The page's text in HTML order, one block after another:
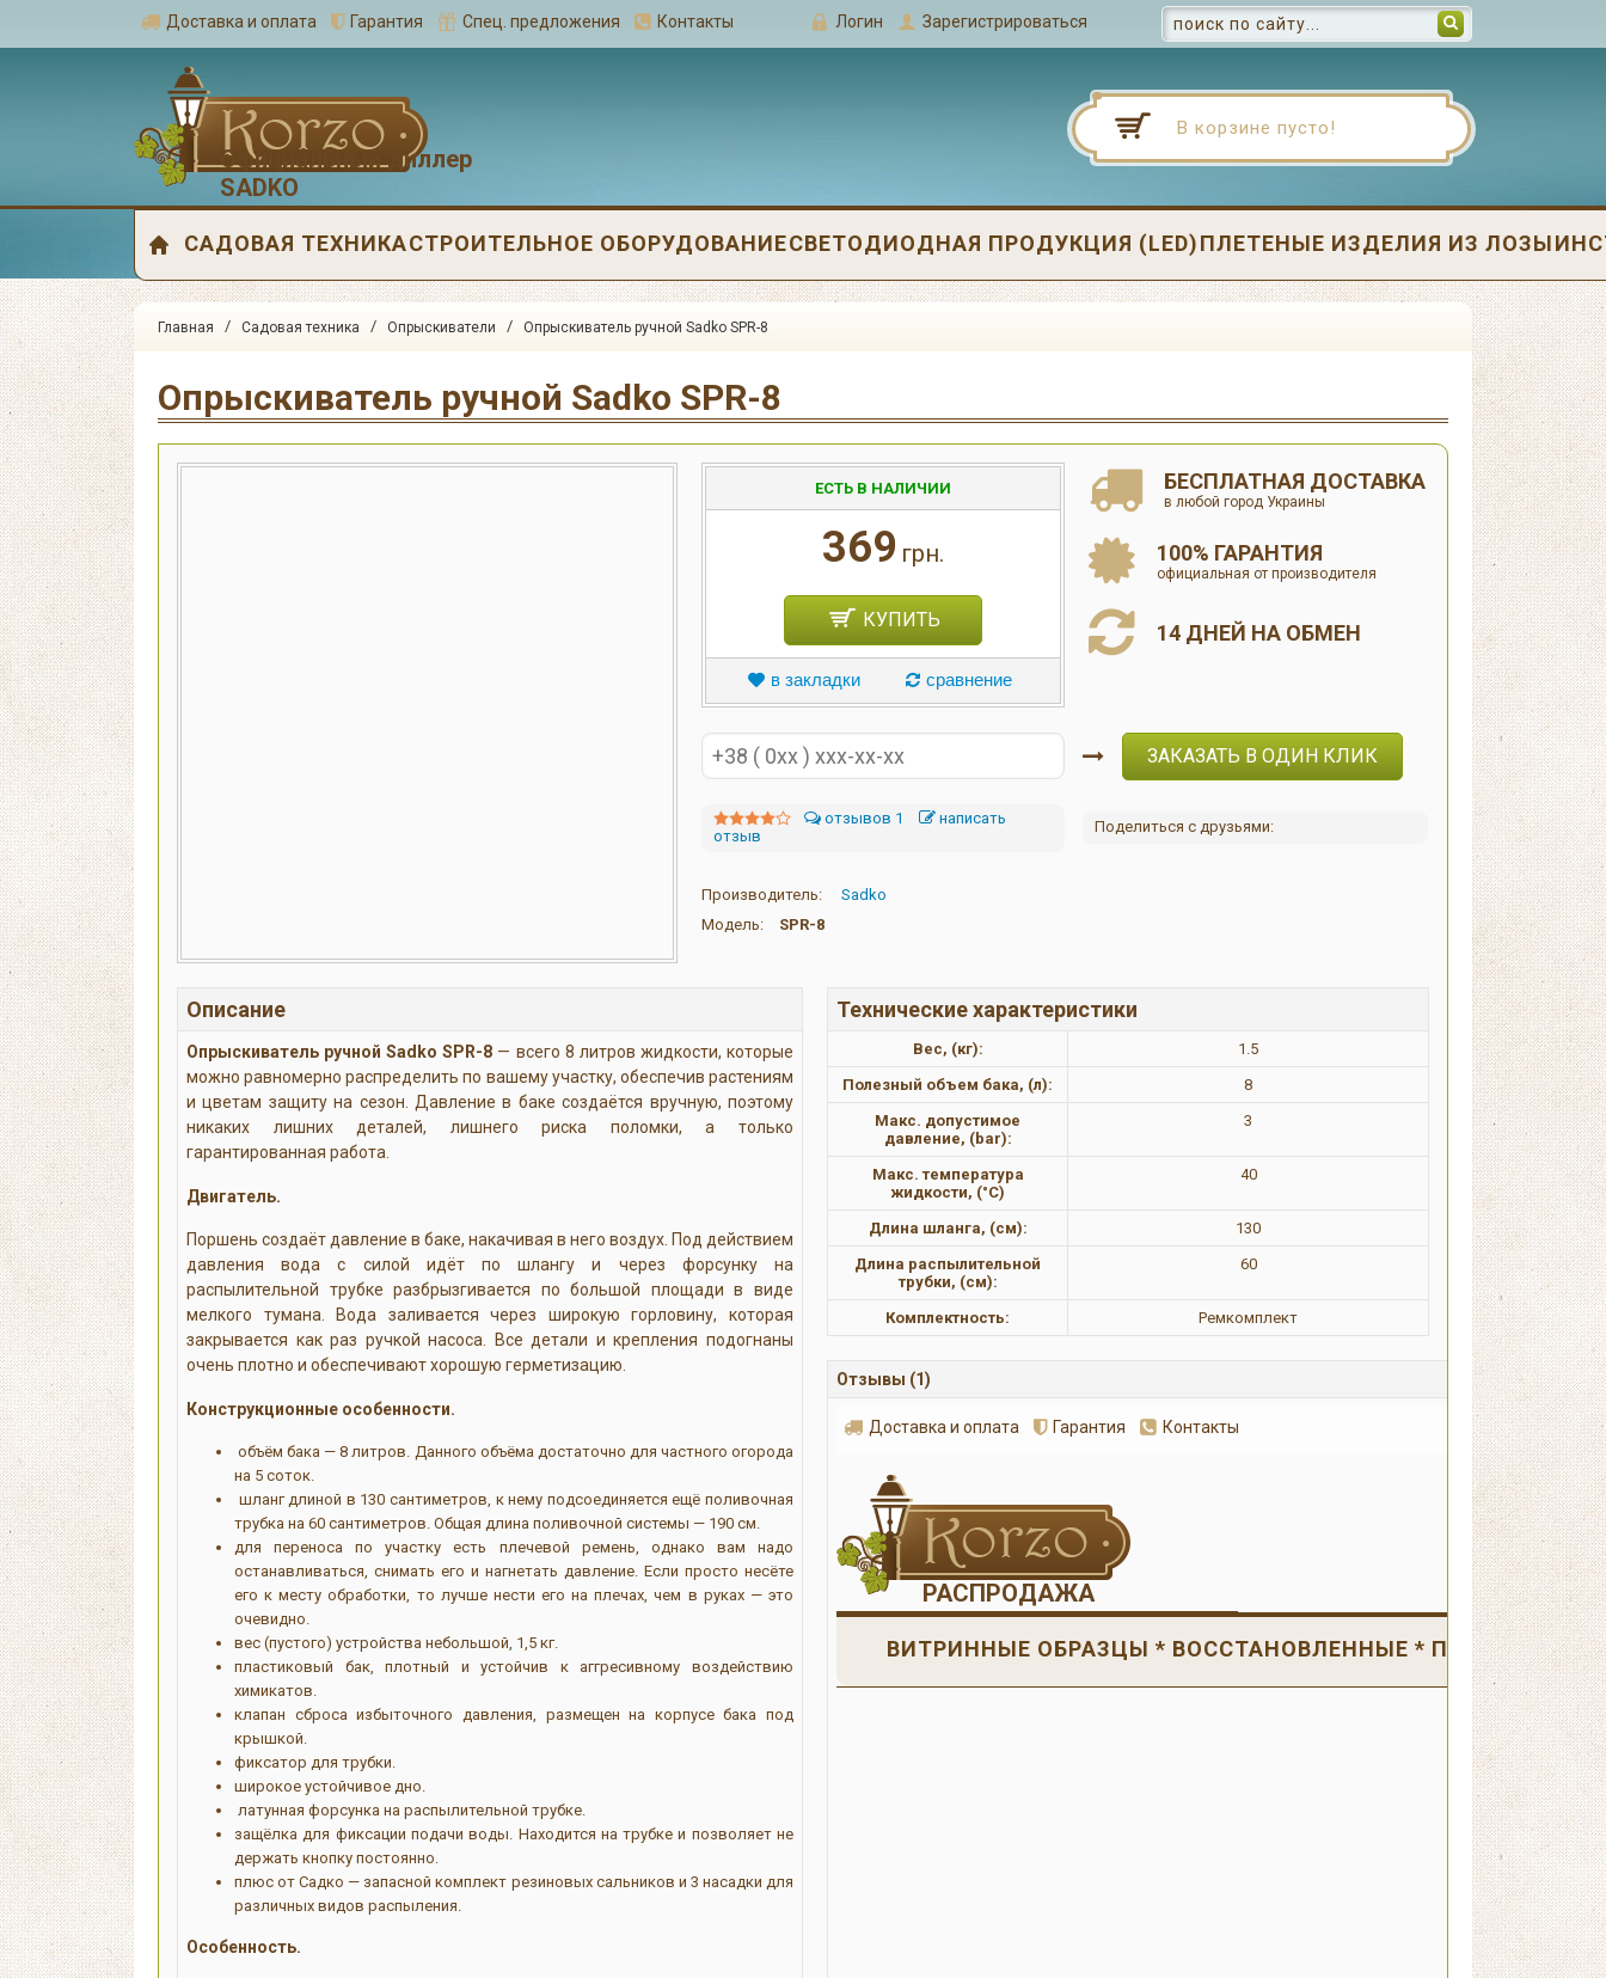
Доставка и оплата Гарантия Спец. предложения Контакты Логин Зарегистрироваться
Официальный диллер
SADKO
В корзине пусто!
САДОВАЯ ТЕХНИКАСТРОИТЕЛЬНОЕ ОБОРУДОВАНИЕСВЕТОДИОДНАЯ ПРОДУКЦИЯ (LED)ПЛЕТЕНЫЕ ИЗДЕЛИЯ ИЗ ЛОЗЫ
Главная / Садовая техника / Опрыскиватели / Опрыскиватель ручной Sadko SPR-8
Опрыскиватель ручной Sadko SPR-8
ЕСТЬ В НАЛИЧИИ
369 грн.
КУПИТЬ
в закладки сравнение
БЕСПЛАТНАЯ ДОСТАВКА
в любой город Украины
100% ГАРАНТИЯ
официальная от производителя
14 ДНЕЙ НА ОБМЕН
ЗАКАЗАТЬ В ОДИН КЛИК
отзывов 1
написать
отзыв
Поделиться с друзьями:
Производитель:
Sadko
Модель:
SPR-8
Описание
Опрыскиватель ручной Sadko SPR-8 — всего 8 литров жидкости, которые
можно равномерно распределить по вашему участку, обеспечив растениям
и цветам защиту на сезон. Давление в баке создаётся вручную, поэтому
никаких лишних деталей, лишнего риска поломки, а только
гарантированная работа.
Двигатель.
Поршень создаёт давление в баке, накачивая в него воздух. Под действием
давления вода с силой идёт по шлангу и через форсунку на
распылительной трубке разбрызгивается по большой площади в виде
мелкого тумана. Вода заливается через широкую горловину, которая
закрывается как раз ручкой насоса. Все детали и крепления подогнаны
очень плотно и обеспечивают хорошую герметизацию.
Конструкционные особенности.
объём бака — 8 литров. Данного объёма достаточно для частного огорода
на 5 соток.
шланг длиной в 130 сантиметров, к нему подсоединяется ещё поливочная
трубка на 60 сантиметров. Общая длина поливочной системы — 190 см.
для переноса по участку есть плечевой ремень, однако вам надо
останавливаться, снимать его и нагнетать давление. Если просто несёте
его к месту обработки, то лучше нести его на плечах, чем в руках — это
очевидно.
вес (пустого) устройства небольшой, 1,5 кг.
пластиковый бак, плотный и устойчив к аггресивному воздействию
химикатов.
клапан сброса избыточного давления, размещен на корпусе бака под
крышкой.
фиксатор для трубки.
широкое устойчивое дно.
латунная форсунка на распылительной трубке.
защёлка для фиксации подачи воды. Находится на трубке и позволяет не
держать кнопку постоянно.
плюс от Садко — запасной комплект резиновых сальников и 3 насадки для
различных видов распыления.
Особенность.
Технические характеристики
Вес, (кг):
1.5
Полезный объем бака, (л):
8
Макс. допустимое
давление, (bar):
3
Макс. температура
жидкости, (°С)
40
Длина шланга, (см):
130
Длина распылительной
трубки, (см):
60
Комплектность: Ремкомплект
Отзывы (1)
Доставка и оплата Гарантия Контакты
РАСПРОДАЖА
ВИТРИННЫЕ ОБРАЗЦЫ * ВОССТАНОВЛЕННЫЕ *